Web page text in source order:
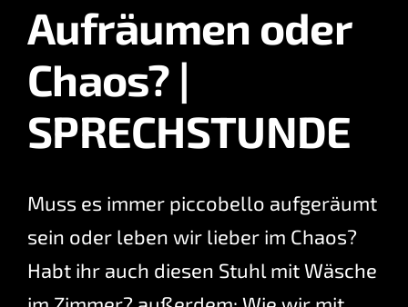
View
Larger
Image
Aufräumen oder
Chaos? |
SPRECHSTUNDE
Muss es immer piccobello aufgeräumt
sein oder leben wir lieber im Chaos?
Habt ihr auch diesen Stuhl mit Wäsche